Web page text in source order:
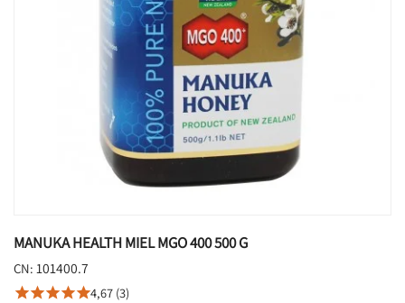
MANUKA HEALTH MIEL MGO 400 500 G
CN: 101400.7
4,67 (3)